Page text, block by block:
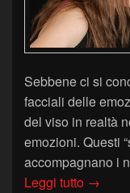
Sebbene ci si
facciali delle
del viso in realtà
emozioni. Questi
accompagnano i
Leggi tutto →